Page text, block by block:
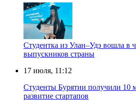
Студентка из Улан–Удэ вошла в
выпускников страны
17 июля, 11:12
Студенты Бурятии получили 10
развитие стартапов